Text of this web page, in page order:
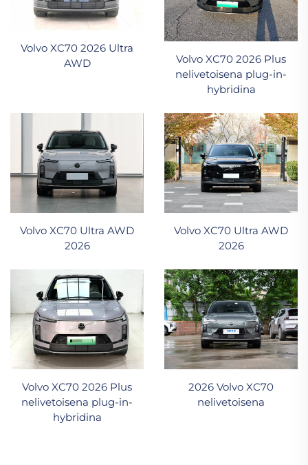
Volvo XC70 2026 Ultra
AWD
Volvo XC70 2026 Plus
nelivetoisena plug-in-
hybridina
Volvo XC70 Ultra AWD
2026
Volvo XC70 Ultra AWD
2026
Volvo XC70 2026 Plus
nelivetoisena plug-in-
hybridina
2026 Volvo XC70
nelivetoisena